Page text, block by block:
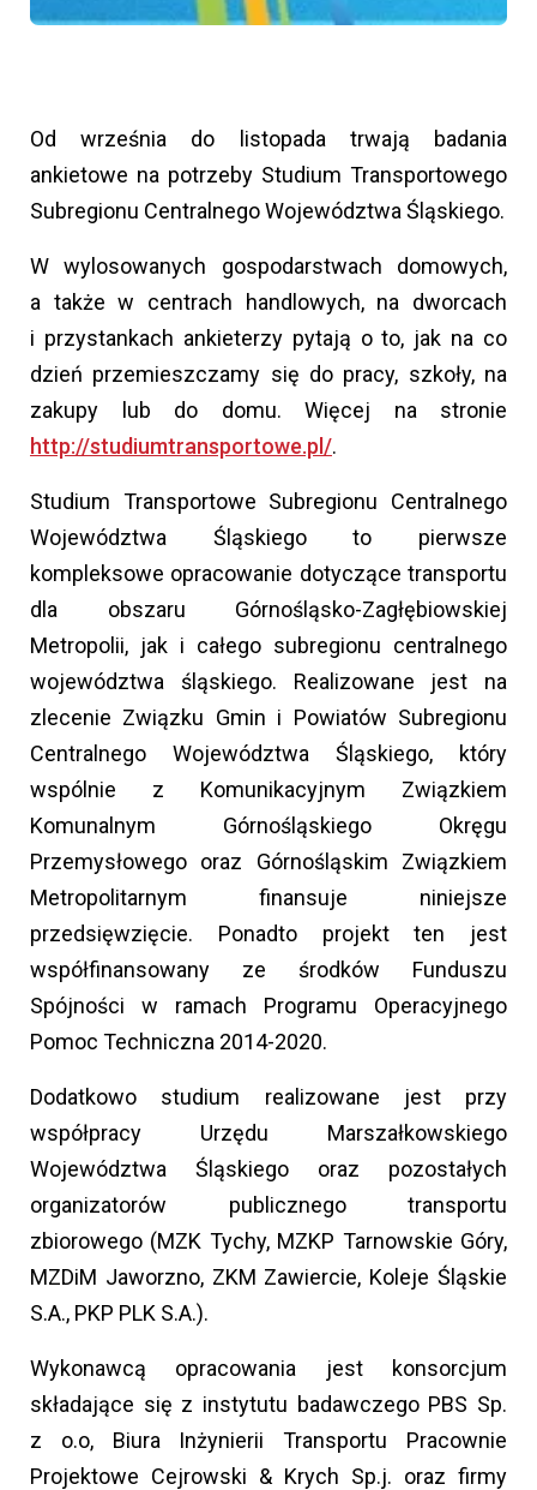
Od września do listopada trwają badania
ankietowe na potrzeby Studium Transportowego
Subregionu Centralnego Województwa Śląskiego.
W wylosowanych gospodarstwach domowych,
a także w centrach handlowych, na dworcach
i przystankach ankieterzy pytają o to, jak na co
dzień przemieszczamy się do pracy, szkoły, na
zakupy lub do domu. Więcej na stronie
http://studiumtransportowe.pl/.
Studium Transportowe Subregionu Centralnego
Województwa Śląskiego to pierwsze
kompleksowe opracowanie dotyczące transportu
dla obszaru Górnośląsko-Zagłębiowskiej
Metropolii, jak i całego subregionu centralnego
województwa śląskiego. Realizowane jest na
zlecenie Związku Gmin i Powiatów Subregionu
Centralnego Województwa Śląskiego, który
wspólnie z Komunikacyjnym Związkiem
Komunalnym Górnośląskiego Okręgu
Przemysłowego oraz Górnośląskim Związkiem
Metropolitarnym finansuje niniejsze
przedsięwzięcie. Ponadto projekt ten jest
współfinansowany ze środków Funduszu
Spójności w ramach Programu Operacyjnego
Pomoc Techniczna 2014-2020.
Dodatkowo studium realizowane jest przy
współpracy Urzędu Marszałkowskiego
Województwa Śląskiego oraz pozostałych
organizatorów publicznego transportu
zbiorowego (MZK Tychy, MZKP Tarnowskie Góry,
MZDiM Jaworzno, ZKM Zawiercie, Koleje Śląskie
S.A., PKP PLK S.A.).
Wykonawcą opracowania jest konsorcjum
składające się z instytutu badawczego PBS Sp.
z o.o, Biura Inżynierii Transportu Pracownie
Projektowe Cejrowski & Krych Sp.j. oraz firmy